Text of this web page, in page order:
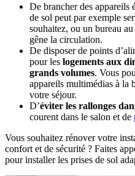
De brancher des appareils
de sol peut par exemple
souhaitez, ou un bureau
gêne la circulation.
De disposer de points
pour les logements aux
grands volumes. Vous
appareils multimédias à la
votre séjour.
D’éviter les rallonges
courent dans le salon et de
Vous souhaitez rénover votre
confort et de sécurité ? Faites
pour installer les prises de sol